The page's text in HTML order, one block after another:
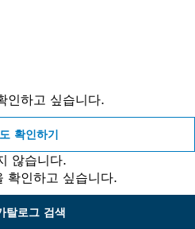
인하고 싶습니다.
확인하기
않습니다.
확인하고 싶습니다.
탈로그 검색